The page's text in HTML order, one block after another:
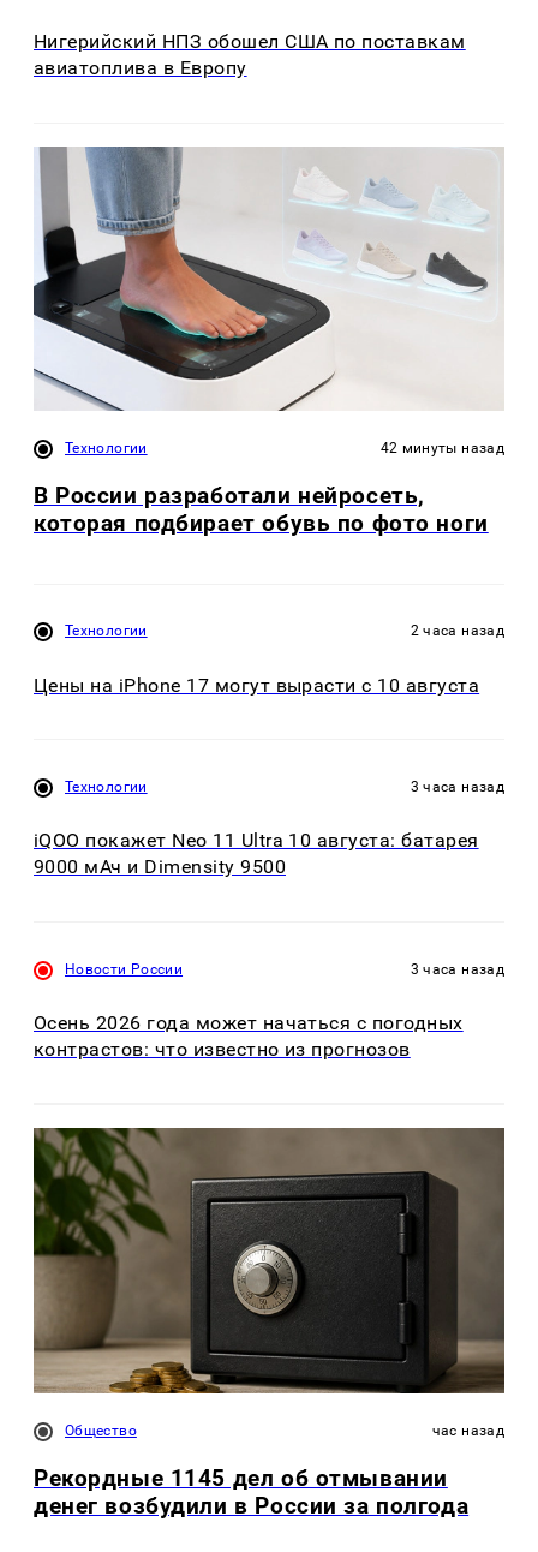
Нигерийский НПЗ обошел США по поставкам
авиатоплива в Европу
Технологии 42 минуты назад
В России разработали нейросеть,
которая подбирает обувь по фото ноги
Технологии 2 часа назад
Цены на iPhone 17 могут вырасти с 10 августа
Технологии 3 часа назад
iQOO покажет Neo 11 Ultra 10 августа: батарея
9000 мАч и Dimensity 9500
Новости России 3 часа назад
Осень 2026 года может начаться с погодных
контрастов: что известно из прогнозов
Общество час назад
Рекордные 1145 дел об отмывании
денег возбудили в России за полгода